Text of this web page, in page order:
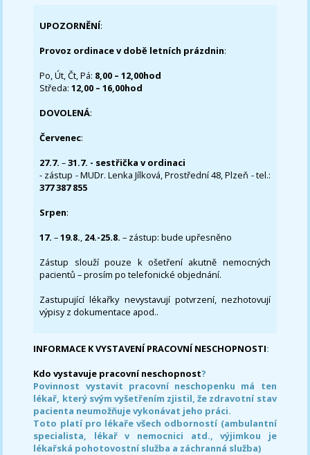
UPOZORNĚNÍ:
Provoz ordinace v době letních prázdnin:
Po, Út, Čt, Pá: 8,00 – 12,00hod
Středa:12,00 – 16,00hod
DOVOLENÁ:
Červenec:
27.7.–31.7. - sestřička v ordinaci
- zástup - MUDr. Lenka Jílková, Prostřední 48, Plzeň - tel.:
377 387 855
Srpen:
17. –19.8., 24.-25.8. – zástup: bude upřesněno
Zástup slouží pouze k ošetření akutně nemocných
pacientů – prosím po telefonické objednání.
Zastupující lékařky nevystavují potvrzení, nezhotovují
výpisy z dokumentace apod..
INFORMACE K VYSTAVENÍ PRACOVNÍ NESCHOPNOSTI:
Kdo vystavuje pracovní neschopnost?
Povinnost vystavit pracovní neschopenku má ten
lékař, který svým vyšetřením zjistil, že zdravotní stav
pacienta neumožňuje vykonávat jeho práci.
Toto platí pro lékaře všech odborností (ambulantní
specialista, lékař v nemocnici atd., výjimkou je
lékařská pohotovostní služba a záchranná služba)